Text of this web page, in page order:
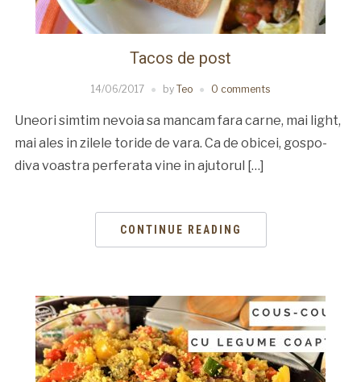
Tacos de post
14/06/2017 by Teo 0 comments
Uneori simtim nevoia sa mancam fara carne, mai light,
mai ales in zilele toride de vara. Ca de obicei, gospo-
diva voastra perferata vine in ajutorul […]
CONTINUE READING